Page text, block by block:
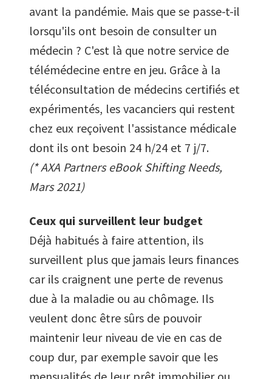
avant la pandémie. Mais que se passe-t-il
lorsqu'ils ont besoin de consulter un
médecin ? C'est là que notre service de
télémédecine entre en jeu. Grâce à la
téléconsultation de médecins certifiés et
expérimentés, les vacanciers qui restent
chez eux reçoivent l'assistance médicale
dont ils ont besoin 24 h/24 et 7 j/7.
(* AXA Partners eBook Shifting Needs,
Mars 2021)
Ceux qui surveillent leur budget
Déjà habitués à faire attention, ils
surveillent plus que jamais leurs finances
car ils craignent une perte de revenus
due à la maladie ou au chômage. Ils
veulent donc être sûrs de pouvoir
maintenir leur niveau de vie en cas de
coup dur, par exemple savoir que les